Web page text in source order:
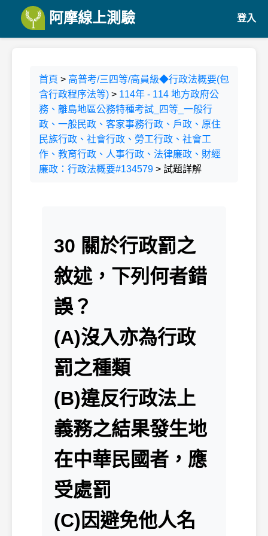
阿摩線上測驗 登入
首頁 > 高普考/三四等/高員級◆行政法概要(包
含行政程序法等) > 114年 - 114 地方政府公
務、離島地區公務特種考試_四等_一般行
政、一般民政、客家事務行政、戶政、原住
民族行政、社會行政、勞工行政、社會工
作、教育行政、人事行政、法律廉政、財經
廉政：行政法概要#134579 > 試題詳解
30 關於行政罰之
敘述，下列何者錯
誤？
(A)沒入亦為行政
罰之種類
(B)違反行政法上
義務之結果發生地
在中華民國者，應
受處罰
(C)因避免他人名